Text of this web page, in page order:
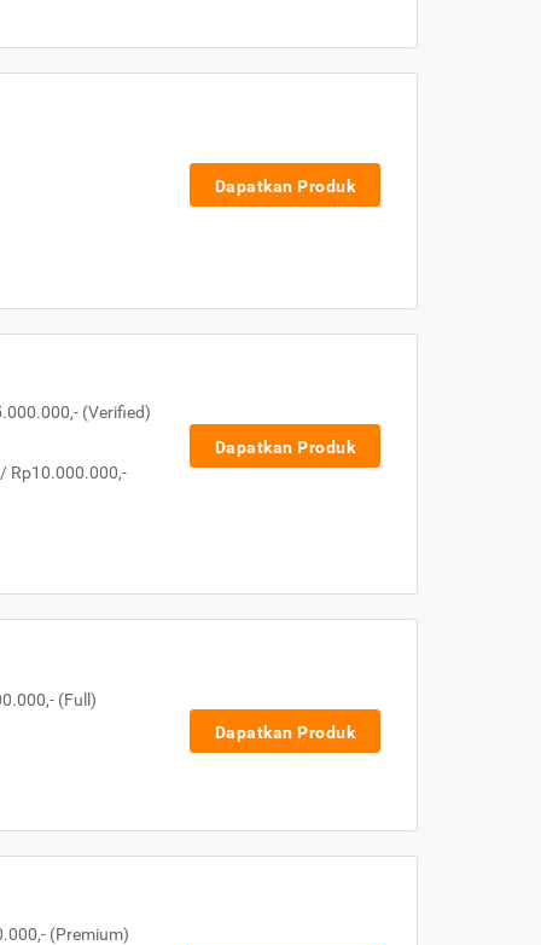
Dapatkan Produk
(Verified)
Rp10.000.000,-
Dapatkan Produk
(Full)
Dapatkan Produk
(Premium)